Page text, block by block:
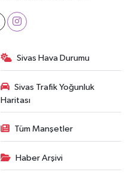
Sivas Hava Durumu
Sivas Trafik Yoğunluk
Haritası
Tüm Manşetler
Haber Arşivi